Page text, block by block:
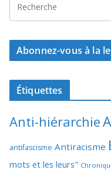
Abonnez-vous à la
Étiquettes
Anti-hiérarchie
antifascisme Antiracisme
mots et les leurs"